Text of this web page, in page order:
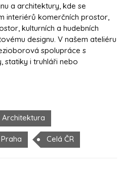
a architektury, kde se
interiérů komerčních prostor,
kulturních a hudebních
designu. V našem ateliéru
spolupráce s
statiky i truhláři nebo
Architektura
Praha Celá ČR